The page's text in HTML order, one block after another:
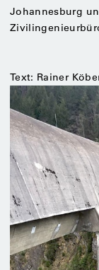
Johannesburg
Text: Rainer